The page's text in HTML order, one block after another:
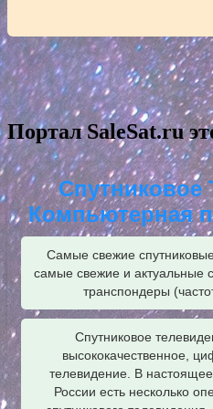
Портал SaleSat.ru
Спутниковое
Компьютерная
Самые свежие спутниковые
самые свежие и актуальные
транспондеры
Спутниковое
высококачественное,
телевидение. В
России есть несколько